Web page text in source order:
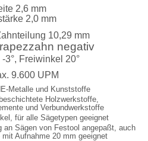
2,6 mm
2,0 mm
10,29 mm
negativ
3°, Freiwinkel 20°
9.600 UPM
Metalle und Kunststoffe
Holzwerkstoffe,
und Verbundwerkstoffe
für alle Sägetypen geeignet
an Sägen von Festool angepaßt, auch
Aufnahme 20 mm geeignet